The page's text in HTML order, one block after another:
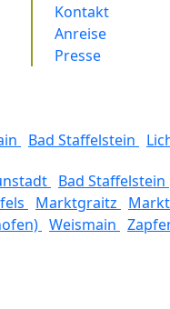
Kontakt
Anreise
Presse
Bad Staffelstein
Bad Staffelstein
Marktgraitz
Weismain